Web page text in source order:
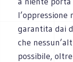
garantita dai
che
possibile,